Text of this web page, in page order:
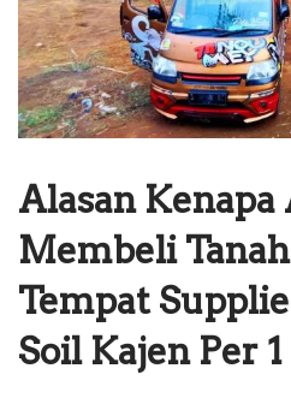
Alasan Kenapa
Membeli
Tempat
Soil Kajen Per